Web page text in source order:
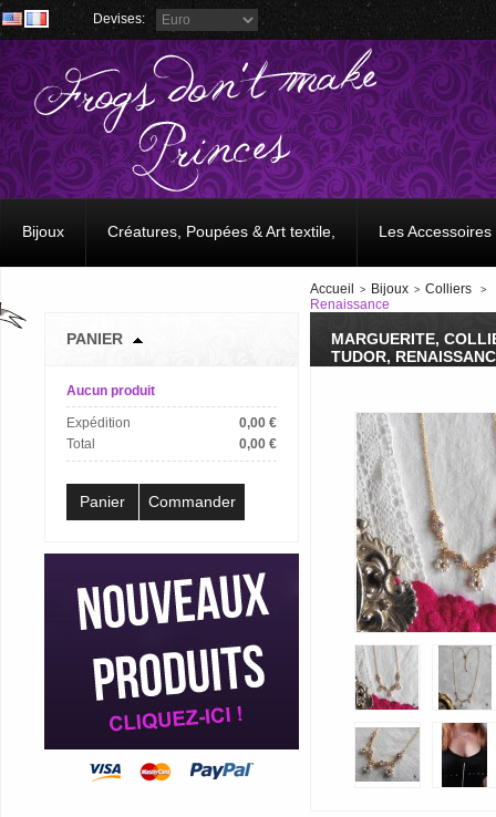
Devises:
Bijoux Créatures, Poupées & Art textile, Les Accessoires
PANIER
Aucun produit
Expédition
0,00 €
Total
0,00 €
Panier Commander
Accueil > Bijoux > Colliers >
Renaissance
MARGUERITE,
TUDOR,